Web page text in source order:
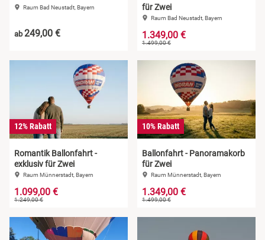
Raum Bad Neustadt, Bayern
ab249,00 €
für Zwei
Raum Bad Neustadt, Bayern
1.349,00 €
1.499,00 €
12% Rabatt
Romantik Ballonfahrt -
exklusiv für Zwei
Raum Münnerstadt, Bayern
1.099,00 €
1.249,00 €
10% Rabatt
Ballonfahrt - Panoramakorb
für Zwei
Raum Münnerstadt, Bayern
1.349,00 €
1.499,00 €